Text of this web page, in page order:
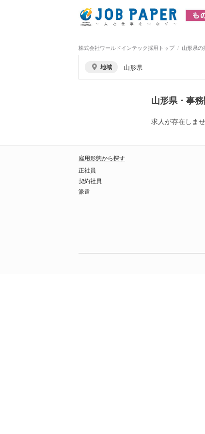
株式会社ワールドインテック採用トップ 山形県の
地域 山形県
山形県・事
求人が存在しま
雇用形態から探す
正社員
契約社員
派遣